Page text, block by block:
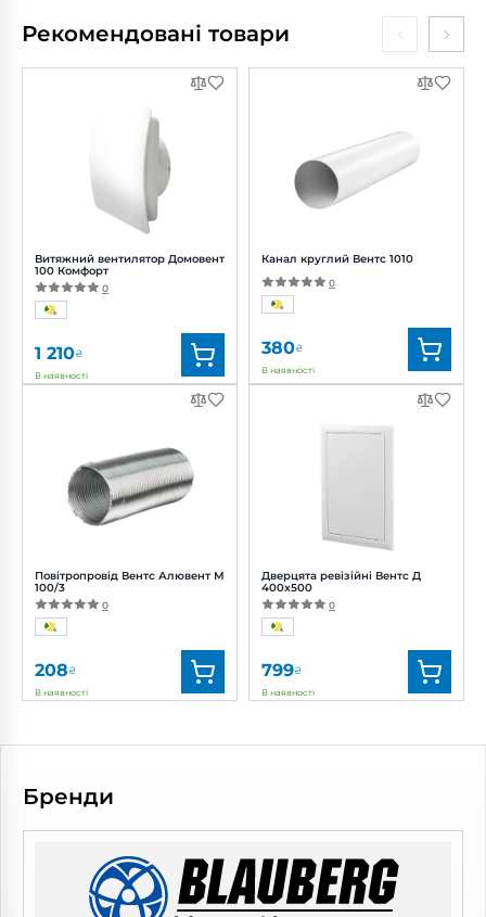
Потужність:
82, 101, 113 Вт
37, 40, 42 дБ(А)
250 мм
Потужність:
194 Вт
50 дБ(А)
Рекомендовані товари
Витяжний вентилятор Домовент
100 Комфорт
0
1 210₴
В наявності
Домовент
Діаметр:
100 мм
Потужність:
2 Вт
Рівень шуму:22 дБ(А)
Повітропровід Вентс Алювент М
100/3
0
208₴
В наявності
Артикул:
0000219431
Канал круглий Вентс 1010
0
380₴
В наявності
Вентс
Артикул: 0000224929
Дверцята ревізійні Вентс Д
400x500
0
799₴
В наявності
Артикул: 0687826756
Бренди